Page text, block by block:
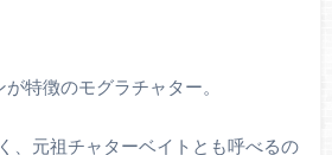
特徴のモグラチャター。
、元祖チャターベイトとも呼べるの